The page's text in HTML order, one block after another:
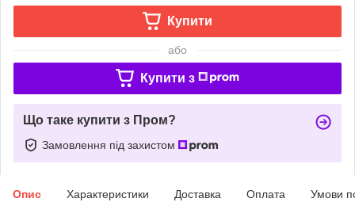
Купити
або
Купити з
Що таке купити з Пром?
Замовлення під захистом
Опис Характеристики Доставка Оплата Умови